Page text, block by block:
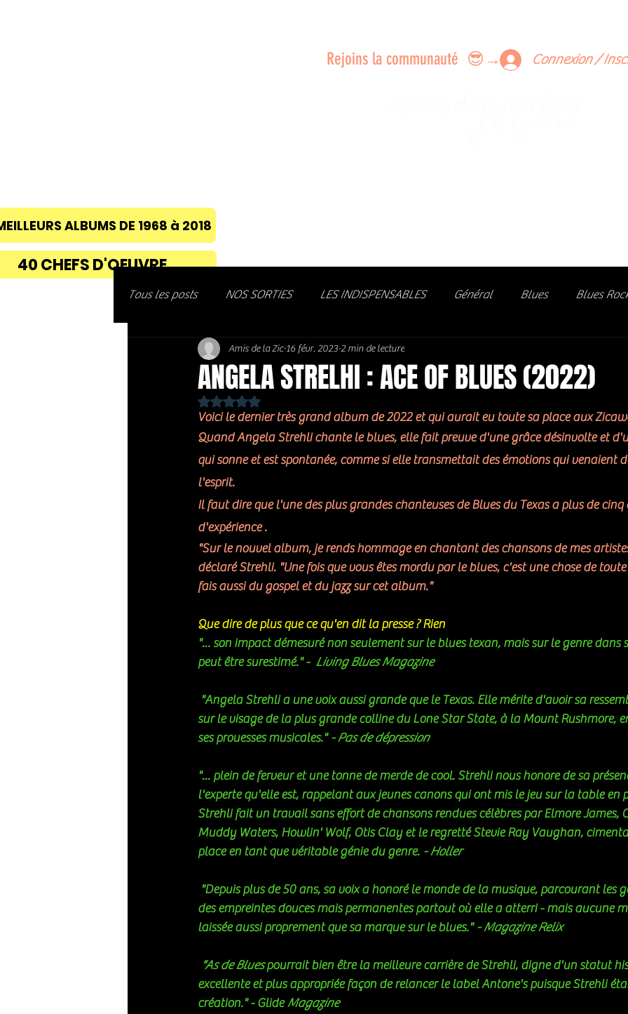
Connexion /
ALBUMS DE 1968 à 2018
Découvrez des artistes, vibrez aux concerts et rejoignez une
Rejoins la communauté 😎→
40 CHEFS D'OEUVRE
Tous les posts NOS SORTIES LES INDISPENSABLES Général Blues Blues
Soft Rock / Folk Jazz Soul / Funk / Rhythm Blues
Country / Americana
ANGELA STRELHI : ACE OF BLUES (2022)
Amis de la Zic 16 févr. 2023 2 min de lecture
Noté NaN étoiles sur 5.
Voici le dernier très grand album de 2022 et qui aurait eu toute sa place aux
Quand Angela Strehli chante le blues, elle fait preuve d'une grâce désinvolte et
qui sonne et est spontanée, comme si elle transmettait des émotions qui venaient
l'esprit.
Il faut dire que l'une des plus grandes chanteuses de Blues du Texas a plus de cinq
d'expérience .
"Sur le nouvel album, je rends hommage en chantant des chansons de mes
déclaré Strehli. "Une fois que vous êtes mordu par le blues, c'est une chose de
fais aussi du gospel et du jazz sur cet album."
Que dire de plus que ce qu'en dit la presse ? Rien
"... son impact démesuré non seulement sur le blues texan, mais sur le genre dans
peut être surestimé." - Living Blues Magazine
sur le visage de la plus grande colline du Lone Star State, à la Mount Rushmore,
ses prouesses musicales." - Pas de dépression
"... plein de ferveur et une tonne de merde de cool. Strehli nous honore de sa
l'experte qu'elle est, rappelant aux jeunes canons qui ont mis le jeu sur la table en
Strehli fait un travail sans effort de chansons rendues célèbres par Elmore James,
Muddy Waters, Howlin' Wolf, Otis Clay et le regretté Stevie Ray Vaughan,
place en tant que véritable génie du genre. - Holler
des empreintes douces mais permanentes partout où elle a atterri - mais aucune
laissée aussi proprement que sa marque sur le blues." - Magazine Relix
"As de Blues pourrait bien être la meilleure carrière de Strehli, digne d'un statut
excellente et plus appropriée façon de relancer le label Antone's puisque Strehli
création." - Glide Magazine